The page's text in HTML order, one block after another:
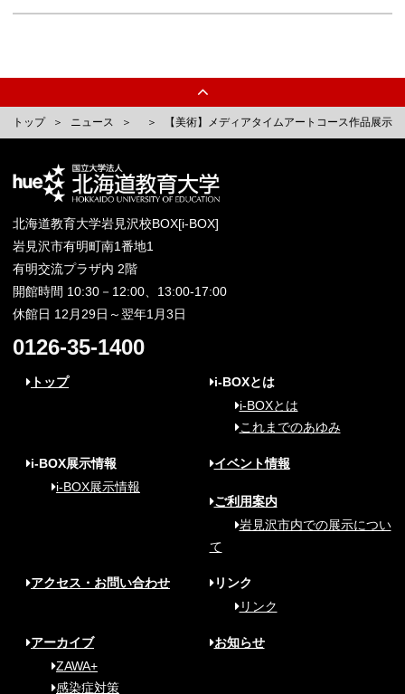
トップ ニュース 【美術】メディアタイムアートコース作品展示
北海道教育大学岩見沢校BOX[i-BOX]
岩見沢市有明町南1番地1
有明交流プラザ内 2階
開館時間 10:30－12:00、13:00-17:00
休館日 12月29日～翌年1月3日
0126-35-1400
トップ
i-BOXとは
i-BOXとは
これまでのあゆみ
i-BOX展示情報
i-BOX展示情報
イベント情報
ご利用案内
岩見沢市内での展示につい
て
アクセス・お問い合わせ
リンク
リンク
アーカイブ
ZAWA+
感染症対策
お知らせ